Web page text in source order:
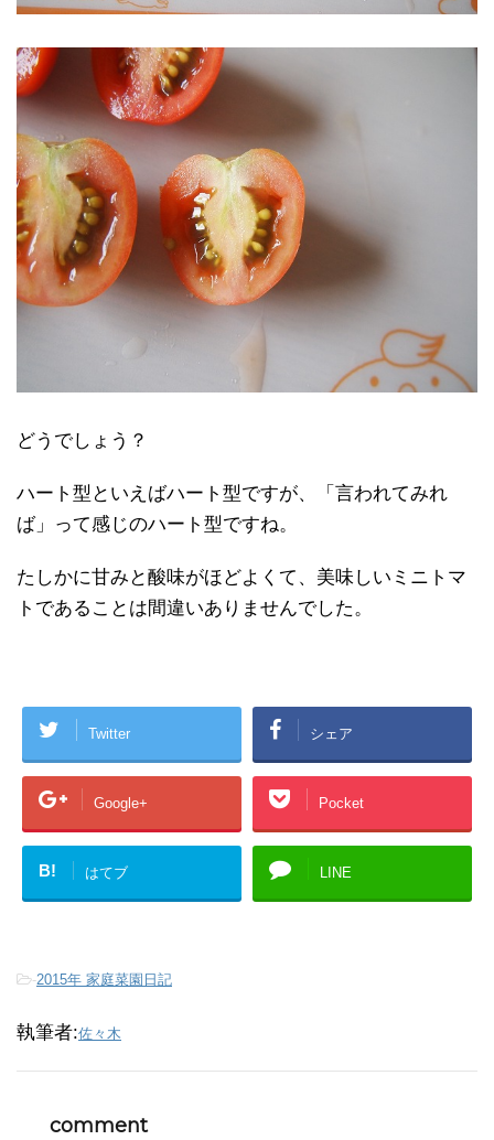
どうでしょう？
ハート型といえばハート型ですが、「言われてみれ
ば」って感じのハート型ですね。
たしかに甘みと酸味がほどよくて、美味しいミニトマ
トであることは間違いありませんでした。
Twitter シェア
Google+ Pocket
B! はてブ LINE
-2015年 家庭菜園日記
執筆者:佐々木
comment